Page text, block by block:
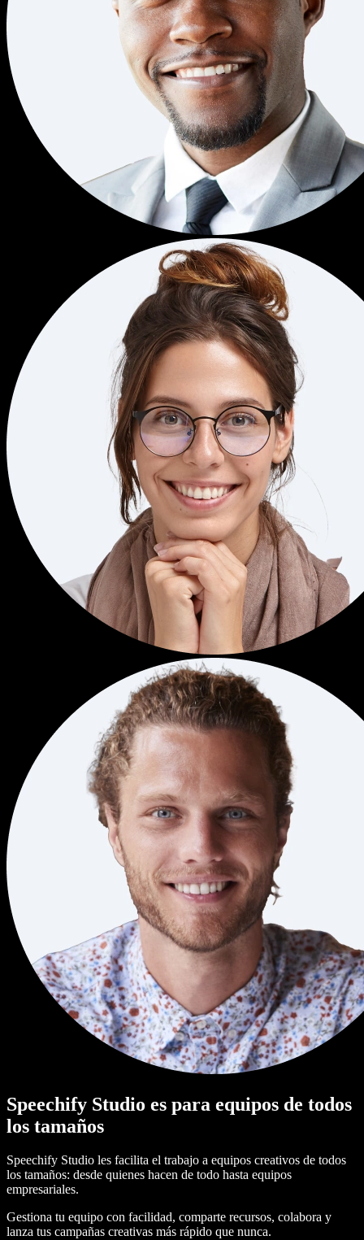
Speechify Studio es para equipos de todos
los tamaños
Speechify Studio les facilita el trabajo a equipos creativos de todos
los tamaños: desde quienes hacen de todo hasta equipos
empresariales.
Gestiona tu equipo con facilidad, comparte recursos, colabora y
lanza tus campañas creativas más rápido que nunca.